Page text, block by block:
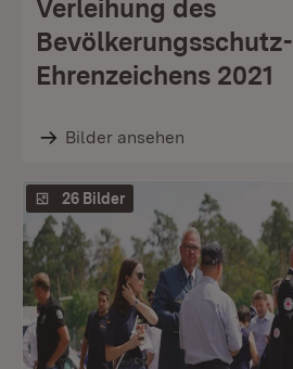
Verleihung des
Bevölkerungsschutz-
Ehrenzeichens 2021
Bilder ansehen
26 Bilder